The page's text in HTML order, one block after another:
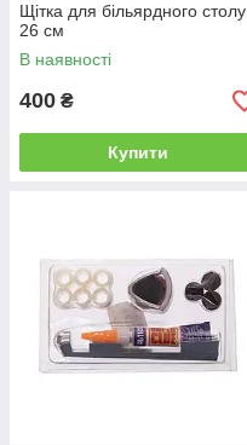
Щітка для більярдного столу
26 см
В наявності
400 ₴
Купити